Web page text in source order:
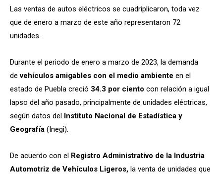
Las ventas de autos eléctricos se cuadriplicaron, toda vez
que de enero a marzo de este año representaron 72
unidades.
Durante el periodo de enero a marzo de 2023, la demanda
devehículos amigables con el medio ambiente en el
estado de Puebla creció 34.3 por ciento con relación a igual
lapso del año pasado, principalmente de unidades eléctricas,
según datos del Instituto Nacional de Estadística y
Geografía (Inegi).
De acuerdo con el Registro Administrativo de la Industria
Automotriz de Vehículos Ligeros, la venta de unidades que